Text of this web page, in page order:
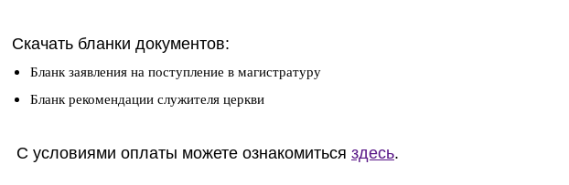
Скачать бланки документов:
Бланк заявления на поступление в магистратуру
Бланк рекомендации служителя церкви
С условиями оплаты можете ознакомиться здесь.